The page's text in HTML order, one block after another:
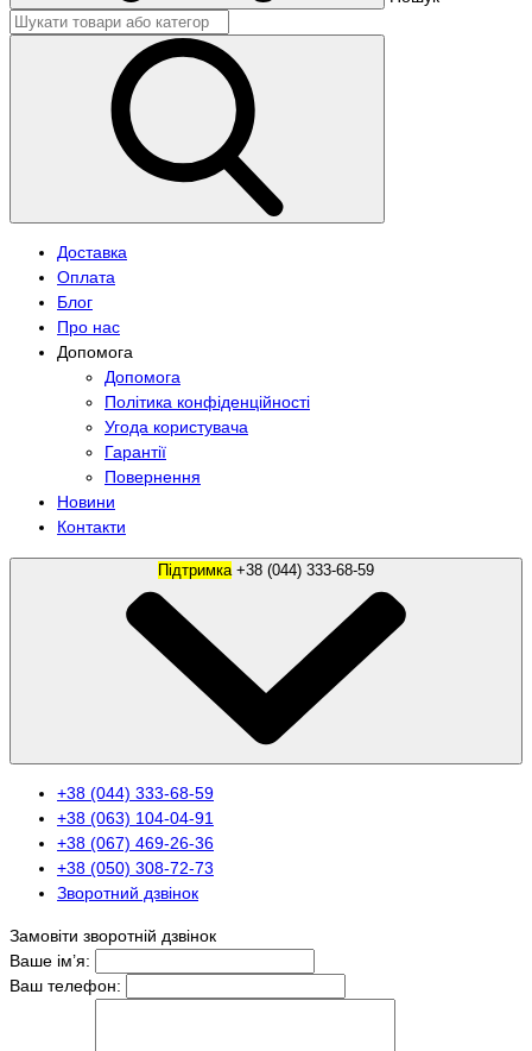
Доставка
Оплата
Блог
Про нас
Допомога
Допомога
Політика конфіденційності
Угода користувача
Гарантії
Повернення
Новини
Контакти
Підтримка
+38 (044) 333-68-59
+38 (063) 104-04-91
+38 (067) 469-26-36
+38 (050) 308-72-73
Зворотний дзвінок
Замовіти зворотній дзвінок
Ваше ім’я:
Ваш телефон: